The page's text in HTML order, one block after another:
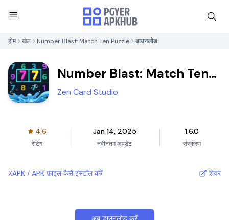
होम खेल Number Blast: Match Ten Puzzle डाउनलोड
Number Blast: Match Ten
Puzzle
Zen Card Studio
4.6
रेटिंग
Jan 14, 2025
नवीनतम अपडेट
1.6.0
संस्करण
XAPK / APK फ़ाइल कैसे इंस्टॉल करें शेयर